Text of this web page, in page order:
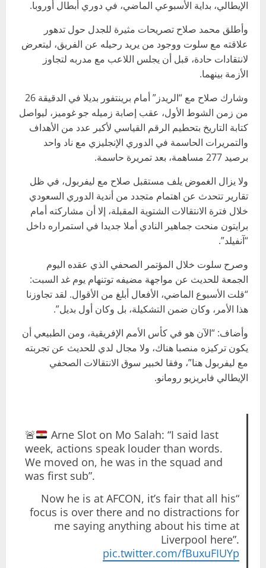
الإيطالي، بداية الأسبوعي الماضي، في دوري أبطال أوروبا.
وأطلق محمد صلاح تصريحات مثيرة للجدل حول تدهور
علاقته مع سلوت ووجود من يريد رحيله عن الفريق، ليتعرض
لانتقادات حادة، قبل أن يجلس اللاعب مع مدربه لتجاوز
الأزمة بينهما.
وشارك صلاح مع “الريدز” أمام برينتفور بديلا في الدقيقة 26
من زمن الشوط الأول، عقب إصابة زميله جو غوميز، ليواصل
كتابة التاريخ بتحطيم الرقم القياسي لأكبر عدد من الأهداف
والتمريرات الحاسمة في الدوري الإنجليزي مع ناد واحد
برصيد 277 مساهمة، بعد تمريرة حاسمة.
ولا يزال الغموض يلف مستقبل صلاح مع ليفربول، في ظل
تقارير تتحدث عن اهتمام متجدد من أندية الدوري السعودي
خلال فترة الانتقالات الشتوية المقبلة، إلا أن مشاركته أمام
برايتون منحت جماهير النادي أملا جديدا في استمراره داخل
“آنفيلد”.
وصرح سلوت خلال المؤتمر الصحفي الذي عقده اليوم
الجمعة للحديث عن مواجهة مضيفه توتنهام يوم غد السبت:
“قلت الأسبوع الماضي، الأفعال أبلغ من الأقوال. لقد تجاوزنا
هذا الأمر، وكان ضمن التشكيلة، بل وكان أول بديل”.
وأضاف: “الآن هو في كأس الأمم الإفريقية، ومن الطبيعي أن
يكون تركيزه منصبا هناك، ولا مجال لدي للحديث عن تجربته
مع ليفربول هنا”، وفقا لخبير سوق الانتقالات الصحفي
الإيطالي فابريزيو رومانو.
🚨
Arne Slot on Mo Salah: “I said last
week, actions speak louder than words.
We moved on, he was in the squad and
was first sub”.
“Now he is at AFCON, it’s fair that all his
focus is over there and no distractions for
me saying anything about his time at
Liverpool here”.
pic.twitter.com/fBuxuFIUYp